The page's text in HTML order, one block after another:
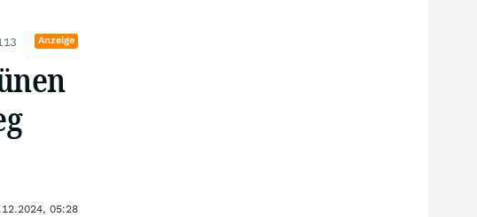
Anzeige
05:28